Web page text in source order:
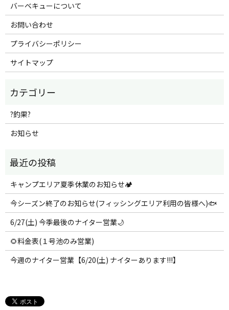
バーベキューについて
お問い合わせ
プライバシーポリシー
サイトマップ
?釣果?
お知らせ
キャンプエリア夏季休業のお知らせ🏕️
今シーズン終了のお知らせ(フィッシングエリア利用の皆様へ)🐟
6/27(土) 今季最後のナイター営業🌙
🌻料金表(１号池のみ営業)
今週のナイター営業【6/20(土) ナイターあります!!!】